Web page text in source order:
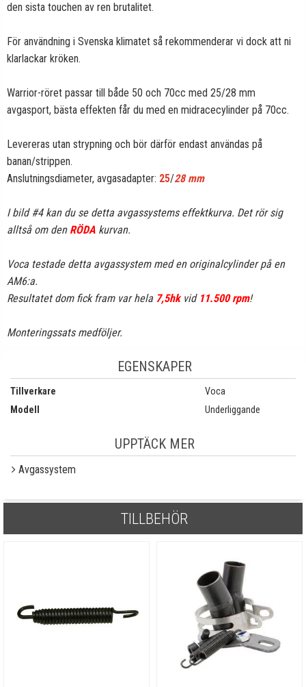
den sista touchen av ren brutalitet.
För användning i Svenska klimatet så rekommenderar vi dock att ni
klarlackar kröken.
Warrior-röret passar till både 50 och 70cc med 25/28 mm
avgasport, bästa effekten får du med en midracecylinder på 70cc.
Levereras utan strypning och bör därför endast användas på
banan/strippen.
Anslutningsdiameter, avgasadapter: 25/28 mm
I bild #4 kan du se detta avgassystems effektkurva. Det rör sig
alltså om den RÖDA kurvan.
Voca testade detta avgassystem med en originalcylinder på en
AM6:a.
Resultatet dom fick fram var hela 7,5hk vid 11.500 rpm!
Monteringssats medföljer.
EGENSKAPER
Tillverkare
Voca
Modell
Underliggande
UPPTÄCK MER
Avgassystem
TILLBEHÖR